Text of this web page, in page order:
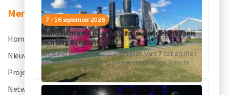
7 - 16 september 2026
Handelsmissie naar Australië: ontdek kansen
richting Brisbane 2032
Click here for the post in English Van 7 tot en met
16 september 2026 organiseert Orange Sports
Forum in...
Menu
Home
Nieuws
Projecten
Netwerk